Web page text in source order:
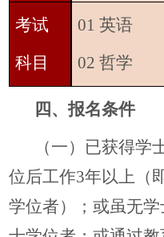
考试
科目
01 英语
02 哲学
四、报名条件
（一）已获得学
位后工作3年以上（
学位者）；或虽无